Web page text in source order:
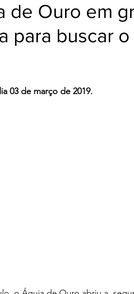
de Ouro em
para buscar o
03 de março de 2019.